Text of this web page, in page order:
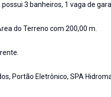
3 banheiros, 1 vaga de
do Terreno com 200,00 m.
Portão Eletrônico, SPA